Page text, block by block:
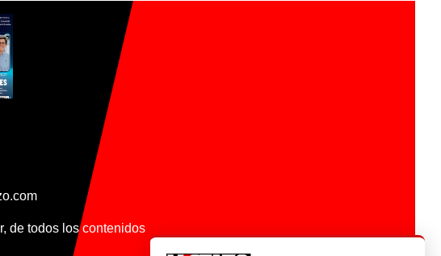
de todos los contenidos